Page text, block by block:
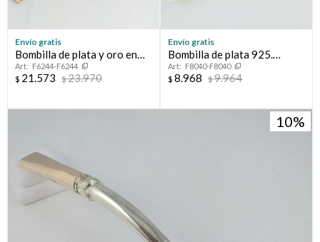
Envío gratis
Bombilla de plata y oro en
dos tonos.
F6244-F6244
$ 21.573 $23.970
Envío gratis
Bombilla de plata 925.
Modelo CRIOLLA con
aplique central de oro.
F8040-F8040
$ 8.968 $9.964
10